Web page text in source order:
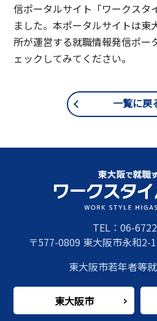
信ポータルサイト「ワークスタ
ました。本ポータルサイトは東
所が運営する就職情報発信ポー
ェックしてみてください。
一覧に戻
TEL：06-
〒577-0809 東大阪市永和2-
東大阪市若年者等
東大阪市